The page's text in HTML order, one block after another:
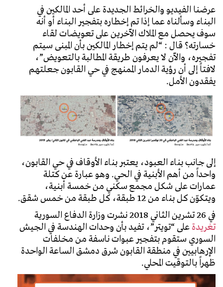
عرضنا الفيديو والخرائط الجديدة على أحد المالكين في
البناء وسألناه عما إذا تم إخطاره بتفجير البناء أو أنه
سوف يحصل مع الملاك الآخرين على تعويضات لقاء
خسارته؟ قال : “لم يتم إخطار المالكين بأن المبنى سيتم
تفجيره، والآن لا يعرفون طريقة المطالبة بالتعويض”،
لافتاً إلى أن رؤية الدمار الممنهج في حي القابون جعلتهم
يفقدون الأمل.
إلى جانب بناء العبود، يعتبر بناء الأوقاف في حي القابون،
واحداً من أهم الأبنية في الحي. وهو عبارة عن كتلة
عمارات على شكل مجمع سكني من خمسة أبنية،
ويتكوّن كل بناء من 12 طبقة، كل طبقة من خمس شقق.
في 26 تشرين الثاني 2018 نشرت وزارة الدفاع السورية
تغريدةعلى “تويتر”، تفيد بأن وحدات الهندسة في الجيش
السوري ستقوم بتفجير عبوات ناسفة من مخلفات
الإرهابيين في منطقة القابون شرق دمشق الساعة الواحدة
ظهراً بالتوقيت المحلي.